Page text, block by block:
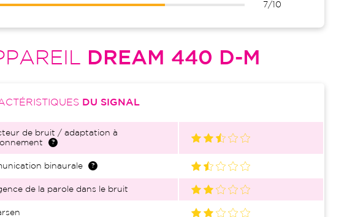
7/10
DREAM 440 D-M
DU SIGNAL
de bruit / adaptation à
binaurale
de la parole dans le bruit